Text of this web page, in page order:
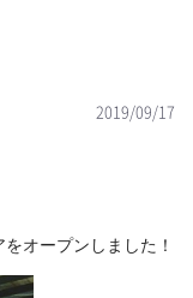
2019/09/17
オープンしました！